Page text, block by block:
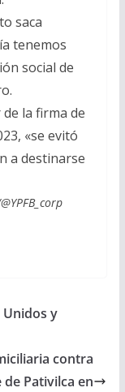
saca
tenemos
social de
la firma de
«se evitó
a destinarse
Unidos y
contra
Pativilca en